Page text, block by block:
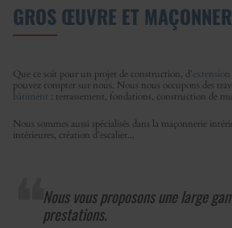
GROS ŒUVRE ET
Que ce soit pour un projet de construction, d’extension
pouvez compter sur nous. Nous nous occupons des
bâtiment : terrassement, fondations, construction de
Nous sommes aussi spécialisés dans la maçonnerie
intérieures, création d’escalier...
Nous vous proposons une large
prestations.